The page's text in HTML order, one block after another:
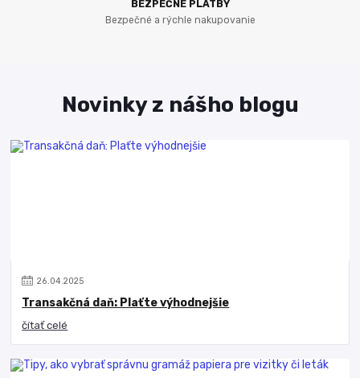
BEZPEČNÉ PLATBY
Bezpečné a rýchle nakupovanie
Novinky z nášho blogu
26.04.2025
Transakčná daň: Plaťte výhodnejšie
čítať celé